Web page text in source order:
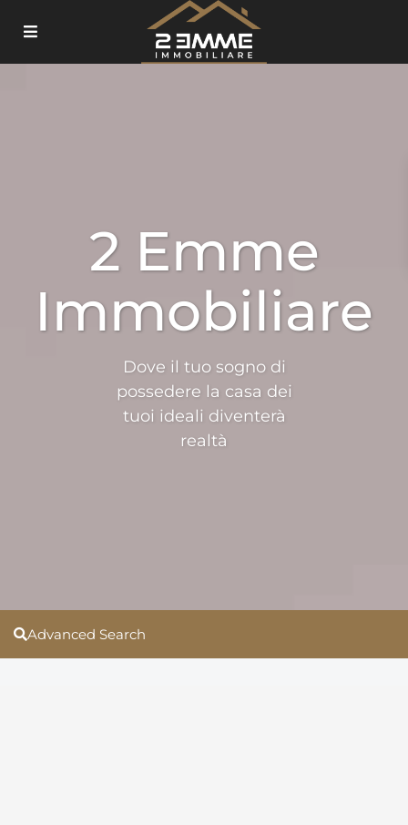
2 Emme
Immobiliare
Dove il tuo sogno di
possedere la casa dei
tuoi ideali diventerà
realtà
Advanced Search